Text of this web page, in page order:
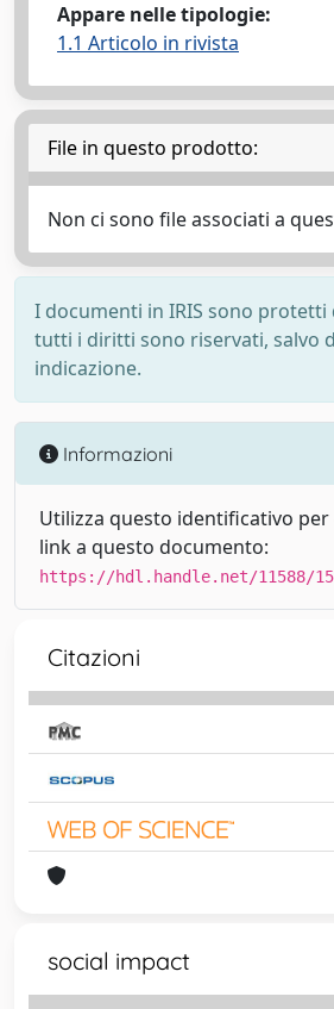
Appare nelle tipologie:
1.1 Articolo in rivista
File in questo prodotto:
Non ci sono file associati a
I documenti in IRIS sono protetti
tutti i diritti sono riservati, salvo
indicazione.
Informazioni
Utilizza questo identificativo
link a questo documento:
https://hdl.handle.net/11588/
Citazioni
social impact